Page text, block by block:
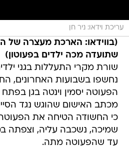
עריכת וידאו: ניר חן
(בווידאו: הארכת מעצרה של
שתועדה מכה ילדים בפעוטון)
שורת מקרי התעללות בגני
נחשפו בשבועות האחרונים,
הפעוטה יסמין וינטה בגן
מכתב האישום שהוגש נגד
כי החשודה הטיחה את
שמיכה, נשכבה עליה, וצפתה
עד שהפעוטה מתה.